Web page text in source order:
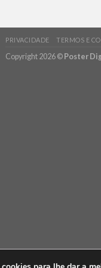
PRIVACIDADE TERMOS E
Copyright 2026 ©Poster